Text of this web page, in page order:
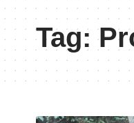
Tag: